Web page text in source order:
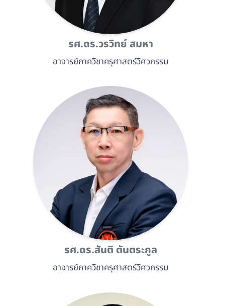
รศ.ดร.วรวิทย์ สมหา
อาจารย์ภาควิชาครุศาสตร์วิศวกรรม
รศ.ดร.สันติ ตันตระกูล
อาจารย์ภาควิชาครุศาสตร์วิศวกรรม